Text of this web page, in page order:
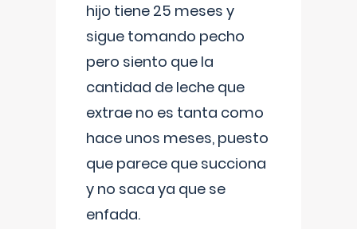
hijo tiene 25 meses y
sigue tomando pecho
pero siento que la
cantidad de leche que
extrae no es tanta como
hace unos meses, puesto
que parece que succiona
y no saca ya que se
enfada.